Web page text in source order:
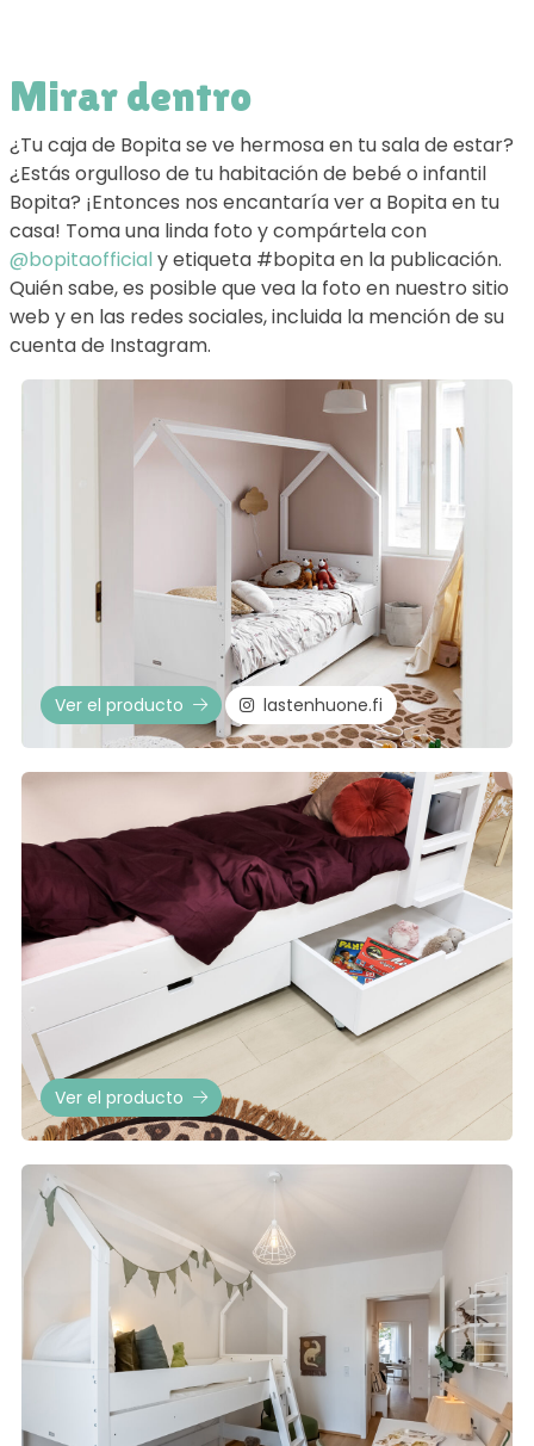
Mirar dentro
¿Tu caja de Bopita se ve hermosa en tu sala de estar?
¿Estás orgulloso de tu habitación de bebé o infantil
Bopita? ¡Entonces nos encantaría ver a Bopita en tu
casa! Toma una linda foto y compártela con
@bopitaofficial y etiqueta #bopita en la publicación.
Quién sabe, es posible que vea la foto en nuestro sitio
web y en las redes sociales, incluida la mención de su
cuenta de Instagram.
Ver el producto lastenhuone.fi
Ver el producto